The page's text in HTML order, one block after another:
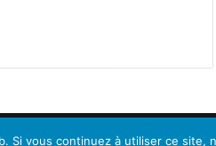
Si vous continuez à utiliser ce site,